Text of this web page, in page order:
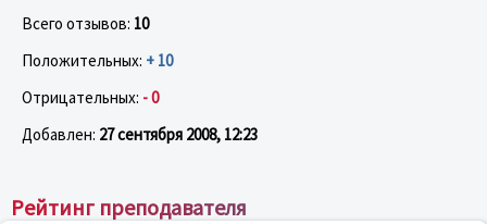
Всего отзывов: 10
Положительных: + 10
Отрицательных: - 0
Добавлен: 27 сентября 2008, 12:23
Рейтинг преподавателя